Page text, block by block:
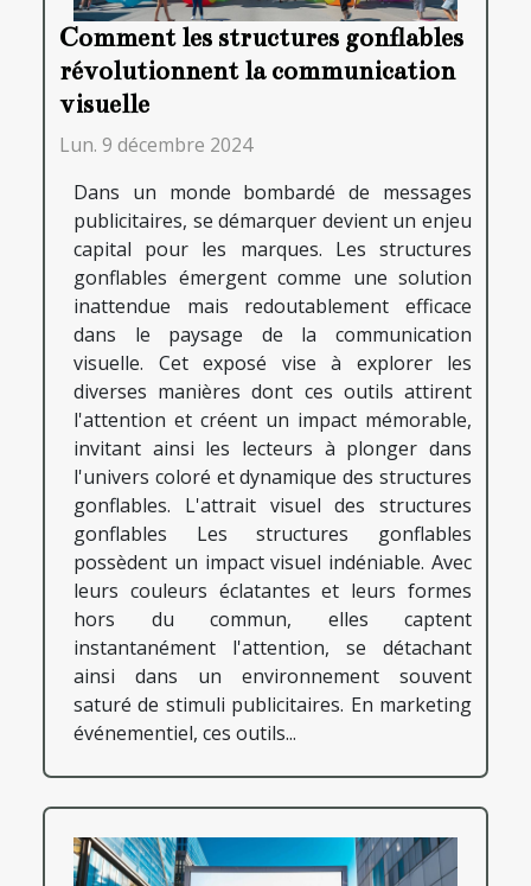
Comment les structures gonflables
révolutionnent la communication
visuelle
Lun. 9 décembre 2024
Dans un monde bombardé de messages
publicitaires, se démarquer devient un enjeu
capital pour les marques. Les structures
gonflables émergent comme une solution
inattendue mais redoutablement efficace
dans le paysage de la communication
visuelle. Cet exposé vise à explorer les
diverses manières dont ces outils attirent
l'attention et créent un impact mémorable,
invitant ainsi les lecteurs à plonger dans
l'univers coloré et dynamique des structures
gonflables. L'attrait visuel des structures
gonflables Les structures gonflables
possèdent un impact visuel indéniable. Avec
leurs couleurs éclatantes et leurs formes
hors du commun, elles captent
instantanément l'attention, se détachant
ainsi dans un environnement souvent
saturé de stimuli publicitaires. En marketing
événementiel, ces outils...